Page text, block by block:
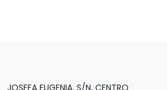
JOSEFA EUGENIA, S/N, CENTRO